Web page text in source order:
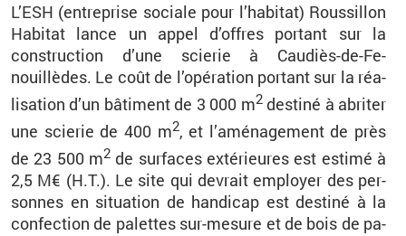
L’ESH (en­tre­prise so­ciale pour l’ha­bi­tat) Rous­sillon
Ha­bi­tat lance un appel d’offres por­tant sur la
construc­tion d’une scie­rie à Cau­diès-de-Fe­
nouillèdes. Le coût de l’opé­ra­tion por­tant sur la réa­
li­sa­tion d’un bâ­ti­ment de 3 000 m2 des­tiné à abri­ter
une scie­rie de 400 m2, et l’amé­na­ge­ment de près
de 23 500 m2 de sur­faces ex­té­rieures est es­timé à
2,5 M€ (H.T.). Le site qui de­vrait em­ployer des per­
sonnes en si­tua­tion de han­di­cap est des­tiné à la
confec­tion de pa­lettes sur-me­sure et de bois de pa­